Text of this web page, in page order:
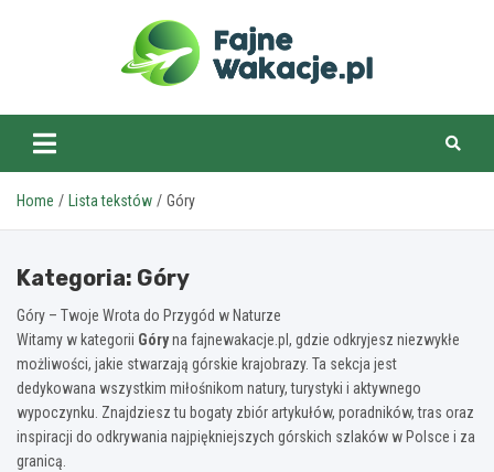
fajnewakacje.pl
Home Lista tekstów Góry
Kategoria: Góry
Góry – Twoje Wrota do Przygód w Naturze
Witamy w kategorii Góryna fajnewakacje.pl, gdzie odkryjesz niezwykłe
możliwości, jakie stwarzają górskie krajobrazy. Ta sekcja jest
dedykowana wszystkim miłośnikom natury, turystyki i aktywnego
wypoczynku. Znajdziesz tu bogaty zbiór artykułów, poradników, tras oraz
inspiracji do odkrywania najpiękniejszych górskich szlaków w Polsce i za
granicą.